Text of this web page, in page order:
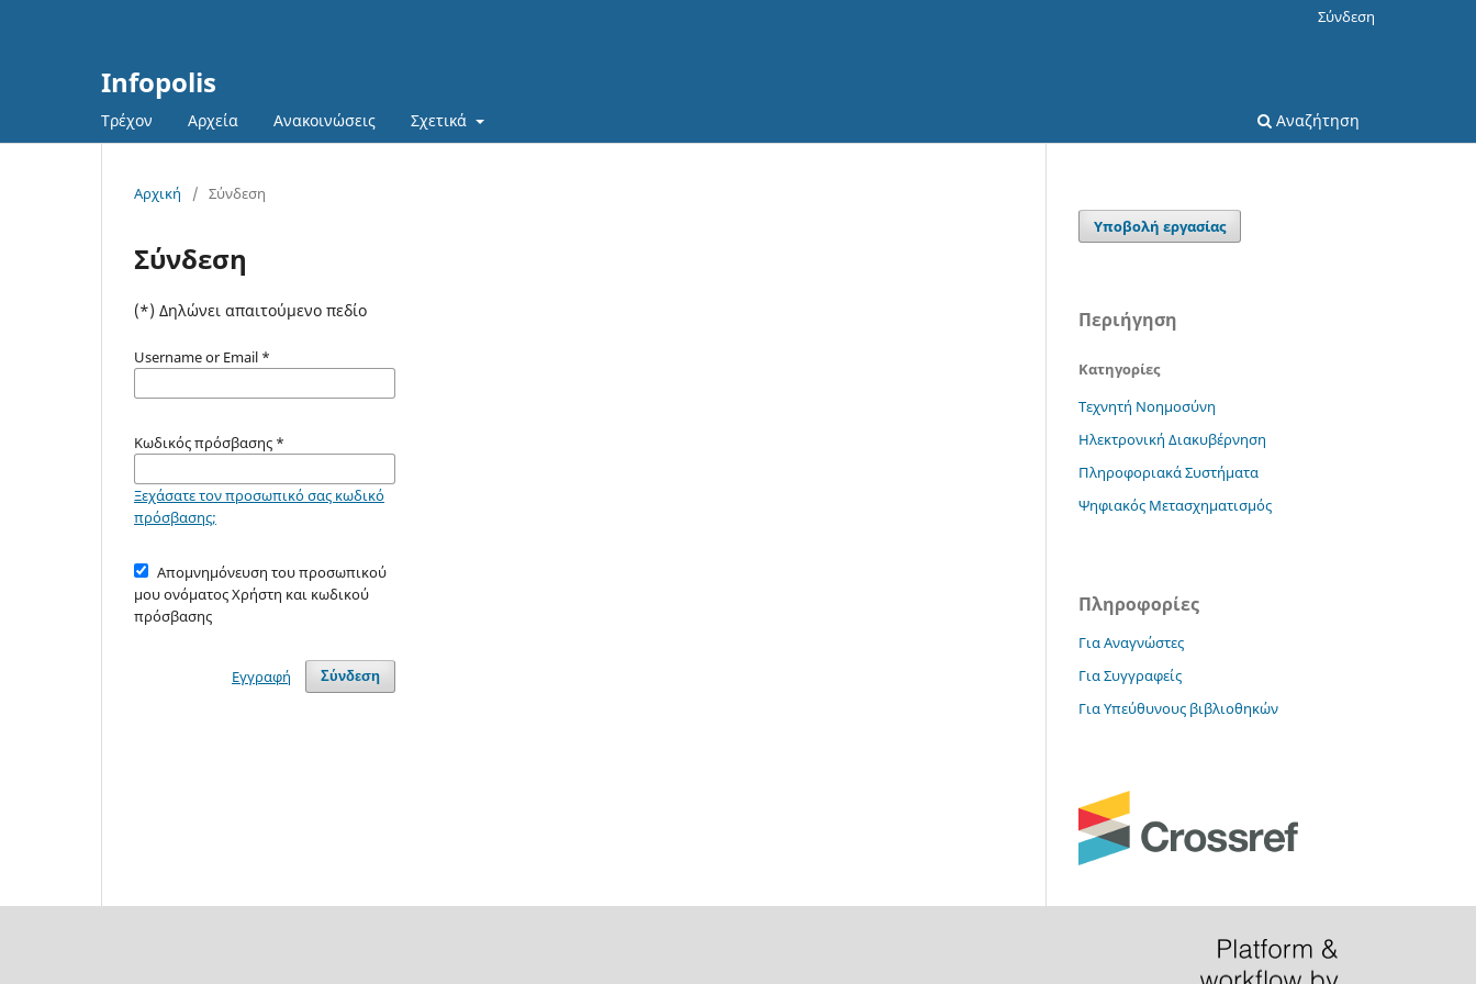
Infopolis
Τρέχον Αρχεία Ανακοινώσεις Σχετικά Αναζήτηση
Σύνδεση
Αρχική / Σύνδεση
Σύνδεση
(*) Δηλώνει απαιτούμενο πεδίο
Username or Email *
Κωδικός πρόσβασης *
Ξεχάσατε τον προσωπικό σας κωδικό
πρόσβασης;
Απομνημόνευση του προσωπικού
μου ονόματος Χρήστη και κωδικού
πρόσβασης
Σύνδεση
Εγγραφή
Υποβολή εργασίας
Περιήγηση
Κατηγορίες
Τεχνητή Νοημοσύνη
Ηλεκτρονική Διακυβέρνηση
Πληροφοριακά Συστήματα
Ψηφιακός Μετασχηματισμός
Πληροφορίες
Για Αναγνώστες
Για Συγγραφείς
Για Υπεύθυνους βιβλιοθηκών